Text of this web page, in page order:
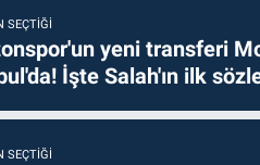
SEÇTIĞI
yeni transferi
İşte Salah'ın ilk
SEÇTIĞI